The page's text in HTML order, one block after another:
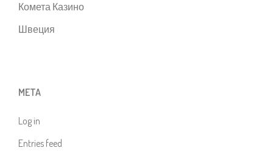
Комета Казино
Швеция
META
Log in
Entries feed